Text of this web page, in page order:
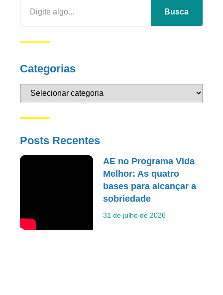
Busca
Categorias
Posts Recentes
AE no Programa Vida
Melhor: As quatro
bases para alcançar a
sobriedade
31 de julho de 2026